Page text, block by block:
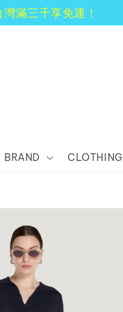
BRAND CLOTHING